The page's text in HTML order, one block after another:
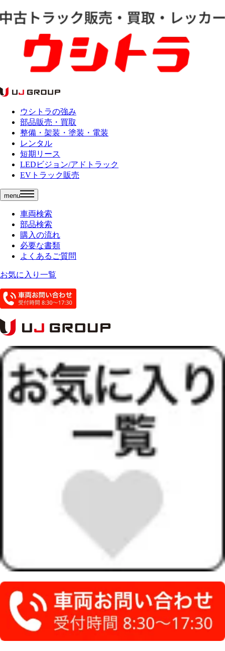
ウシトラの強み
部品販売・買取
整備・架装・塗装・電装
レンタル
短期リース
LEDビジョン/アドトラック
EVトラック販売
menu
車両検索
部品検索
購入の流れ
必要な書類
よくあるご質問
お気に入り一覧